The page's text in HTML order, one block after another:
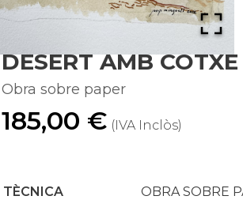
DESERT AMB COTXE
Obra sobre paper
185,00 € (IVA Inclòs)
TÈCNICA OBRA SOBRE